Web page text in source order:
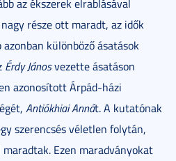
az ékszerek elrablásával
része ott maradt, az idők
különböző ásatások
Érdy Jánosvezette ásatáson
azonosított Árpád-házi
Antiókhiai Annát. A kutatónak
szerencsés véletlen folytán,
Ezen maradványokat